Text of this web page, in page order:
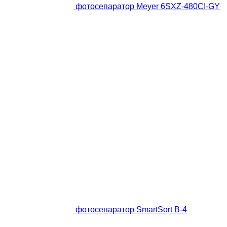
фотосепаратор Meyer 6SXZ-480CI-GY
фотосепаратор SmartSort B-4